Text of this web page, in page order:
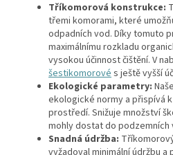
Tříkomorová konstrukce:
třemi komorami, které
odpadních vod. Díky tomuto
maximálnímu rozkladu
vysokou účinnost čištění. V
šestikomorovés ještě vyšší
Ekologické parametry:
ekologické normy a přispívá
prostředí. Snižuje množství
mohly dostat do podzemních
Snadná údržba: